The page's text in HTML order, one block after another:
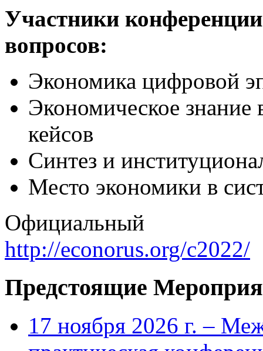
Участники
вопросов:
Экономика цифровой
Экономическое знание
кейсов
Синтез и
Место экономики в
Официальный
http://econorus.org/c2022/
Предстоящие
17 ноября 2026 г. –